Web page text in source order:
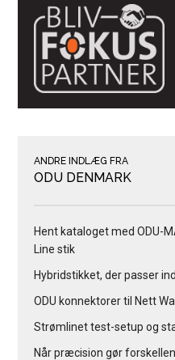
ANDRE INDLÆG FRA
ODU DENMARK
Hent kataloget med ODU-
Line stik
Hybridstikket, der passer
ODU konnektorer til Nett
Strømlinet test-setup og
Når præcision gør